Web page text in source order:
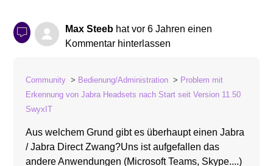
Max Steeb hatvor 6 Jahren einen
Kommentar hinterlassen
Community Bedienung/Administration
Problem mit
Erkennung von Jabra Headsets nach Start seit Version 11.50
SwyxIT
Aus welchem Grund gibt es überhaupt einen Jabra
/ Jabra Direct Zwang?Uns ist aufgefallen das
andere Anwendungen (Microsoft Teams, Skype....)